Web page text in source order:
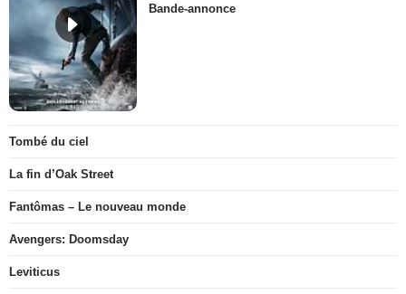
Bande-annonce
Tombé du ciel
La fin d’Oak Street
Fantômas – Le nouveau monde
Avengers: Doomsday
Leviticus